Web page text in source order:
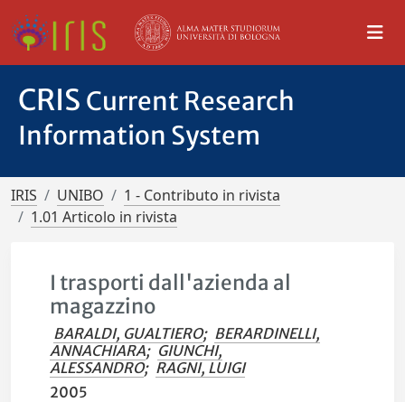
CRIS Current Research
Information System
IRIS UNIBO
1 - Contributo in rivista
1.01 Articolo in rivista
I trasporti dall'azienda al
magazzino
BARALDI, GUALTIERO; BERARDINELLI,
ANNACHIARA; GIUNCHI,
ALESSANDRO; RAGNI, LUIGI
2005